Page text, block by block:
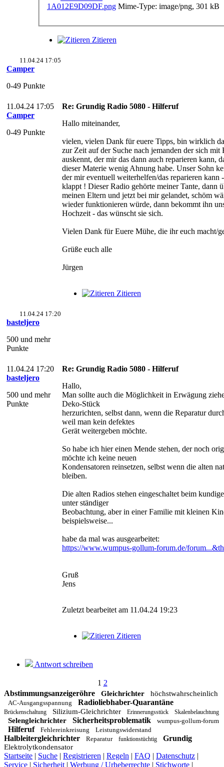
Mime-Type: image/png, 301 kB
Zitieren
11.04.24 17:05
Camper
0-49 Punkte
11.04.24 17:05
Camper
0-49 Punkte
Re: Grundig Radio 5080 - Hilferuf
Hallo miteinander,
vielen, vielen Dank für euere Tipps, bin wirklich
zur Zeit auf der Suche nach jemanden der sich mit
auskennt, der mir das dann auch reparieren kann,
dieser Materie wenig Ahnung habe. Unser Sohn
der mir eventuell weiterhelfen/das reparieren kann
klappt ! Dieser Radio gehörte meiner Tante, dann
meinen Eltern und jetzt bei mir gelandet, schöm
wieder funktionieren würde, dann bekommt ihn
Hochzeit - das wünscht sie sich.
Vielen Dank für Euere Mühe, die ihr euch macht/
Grüße euch alle
Jürgen
Zitieren
11.04.24 17:20
basteljero
500 und mehr
Punkte
11.04.24 17:20
basteljero
500 und mehr
Punkte
Re: Grundig Radio 5080 - Hilferuf
Hallo,
Man sollte auch die Möglichkeit in Erwägung
Deko-Stück
herzurichten, selbst dann, wenn die Reparatur
weil man kein defektes
Gerät weitergeben möchte.
So habe ich hier einen Mende stehen, der noch
möchte ich keine neuen
Kondensatoren reinsetzen, selbst wenn die alten
bleiben.
Die alten Radios stehen eingeschaltet beim
unter ständiger
Beobachtung, aber in einer Familie mit kleinen
beispielsweise...
habe da mal was ausgearbeitet:
https://www.wumpus-gollum-forum.de/
Gruß
Jens
Zuletzt bearbeitet am 11.04.24 19:23
Zitieren
Antwort schreiben
1 2
Abstimmungsanzeigeröhre
Gleichrichter höchstwahrscheinlich
AC-Ausgangsspannung Radioliebhaber-Quarantäne
Brückenschaltung Silizium-Gleichrichter Erinnerungsstück Skalenbelauchtung
Selengleichrichter Sicherheitsproblematik wumpus-gollum-forum
Hilferuf Fehlereinkreisung Leistungswiderstand
Halbleitergleichrichter Reparatur funktionstüchtig Grundig
Elektrolytkondensator
Startseite | Suche | Registrieren | Regeln | FAQ | Datenschutz |
Service | Sicherheit | Werbung / Urheberrechte | Stichworte |